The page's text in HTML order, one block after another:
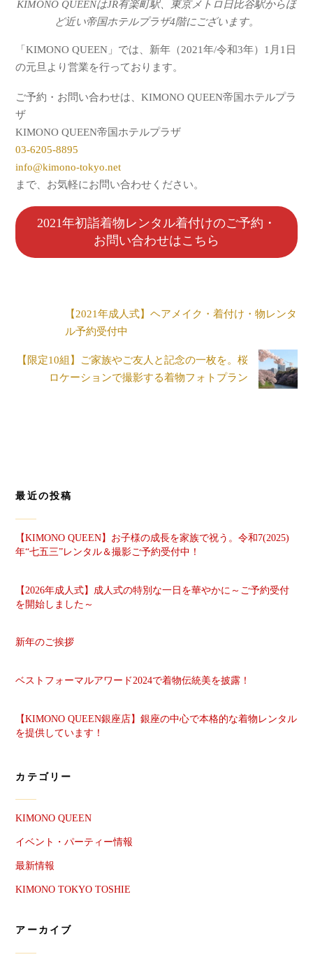
KIMONO QUEENはJR有楽町駅、東京メトロ日比谷駅からほ
ど近い帝国ホテルプラザ4階にございます。
「KIMONO QUEEN」では、新年（2021年/令和3年）1月1日
の元旦より営業を行っております。
ご予約・お問い合わせは、KIMONO QUEEN帝国ホテルプラ
ザ
KIMONO QUEEN帝国ホテルプラザ
03-6205-8895
info@kimono-tokyo.net
まで、お気軽にお問い合わせください。
2021年初詣着物レンタル着付けのご予約・
お問い合わせはこちら
【2021年成人式】 ヘアメイク・着付け・物レンタ
ル予約受付中
【限定10組】ご家族やご友人と記念の一枚を。桜
ロケーションで撮影する着物フォトプラン
最近の投稿
【KIMONO QUEEN】お子様の成長を家族で祝う。令和7(2025)
年“七五三”レンタル＆撮影ご予約受付中！
【2026年成人式】成人式の特別な一日を華やかに～ご予約受付
を開始しました～
新年のご挨拶
ベストフォーマルアワード2024で着物伝統美を披露！
【KIMONO QUEEN銀座店】銀座の中心で本格的な着物レンタル
を提供しています！
カテゴリー
KIMONO QUEEN
イベント・パーティー情報
最新情報
KIMONO TOKYO TOSHIE
アーカイブ